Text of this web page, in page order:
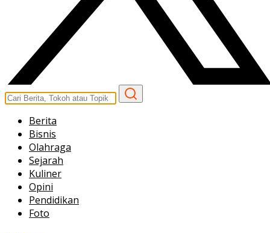
Berita
Bisnis
Olahraga
Sejarah
Kuliner
Opini
Pendidikan
Foto